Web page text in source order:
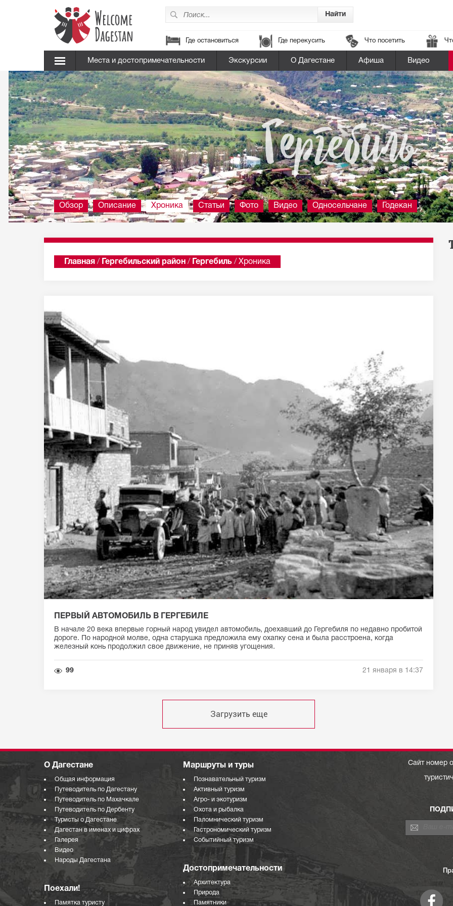
Где остановиться Где перекусить Что посетить
Места и достопримечательности Экскурсии О Дагестане Афиша Видео
Гергебиль
Обзор Описание Хроника Статьи Фото Видео Односельчане Годекан
Главная / Гергебильский район / Гергебиль / Хроника
ПЕРВЫЙ АВТОМОБИЛЬ В ГЕРГЕБИЛЕ
В начале 20 века впервые горный народ увидел автомобиль, доехавший до Гергебиля по недавно пробитой
дороге. По народной молве, одна старушка предложила ему охапку сена и была расстроена, когда
железный конь продолжил свое движение, не приняв угощения.
99 21 января в 14:37
Загрузить еще
О Дагестане
Общая информация
Путеводитель по Дагестану
Путеводитель по Махачкале
Путеводитель по Дербенту
Туристы о Дагестане
Дагестан в именах и цифрах
Галерея
Видео
Народы Дагестана
Поехали!
Памятка туристу
Маршруты и туры
Познавательный туризм
Активный туризм
Агро- и экотуризм
Охота и рыбалка
Паломнический туризм
Гастрономический туризм
Событийный туризм
Достопримечательности
Архитектура
Природа
Памятники
Сайт номер